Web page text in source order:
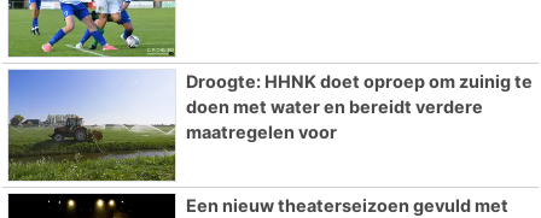
Droogte: HHNK doet oproep om zuinig te
doen met water en bereidt verdere
maatregelen voor
Een nieuw theaterseizoen gevuld met